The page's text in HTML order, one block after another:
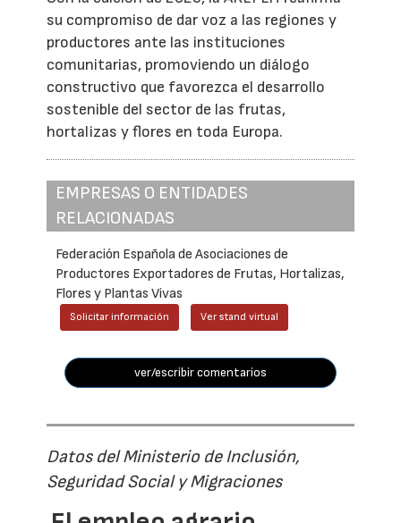
su compromiso de dar voz a las regiones y
productores ante las instituciones
comunitarias, promoviendo un diálogo
constructivo que favorezca el desarrollo
sostenible del sector de las frutas,
hortalizas y flores en toda Europa.
EMPRESAS O ENTIDADES
RELACIONADAS
Federación Española de Asociaciones de
Productores Exportadores de Frutas, Hortalizas,
Flores y Plantas Vivas
Solicitar información Ver stand virtual
ver/escribir comentarios
Datos del Ministerio de Inclusión,
Seguridad Social y Migraciones